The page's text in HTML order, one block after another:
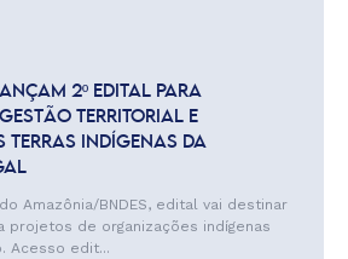
2º EDITAL PARA
TERRITORIAL E
TERRAS INDÍGENAS DA
Amazônia/BNDES, edital vai destinar
projetos de organizações indígenas
Acesso edit...